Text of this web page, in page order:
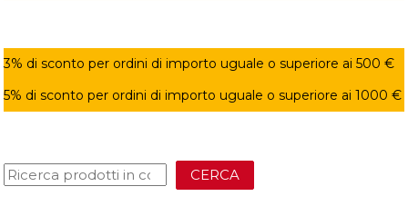
3% di sconto per ordini di importo uguale o superiore ai 500 €
5% di sconto per ordini di importo uguale o superiore ai 1000 €
CERCA